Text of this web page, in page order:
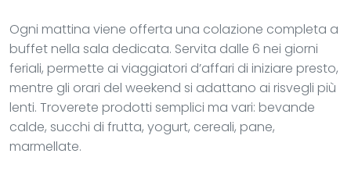
Ogni mattina viene offerta una colazione completa a
buffet nella sala dedicata. Servita dalle 6 nei giorni
feriali, permette ai viaggiatori d’affari di iniziare presto,
mentre gli orari del weekend si adattano ai risvegli più
lenti. Troverete prodotti semplici ma vari: bevande
calde, succhi di frutta, yogurt, cereali, pane,
marmellate.